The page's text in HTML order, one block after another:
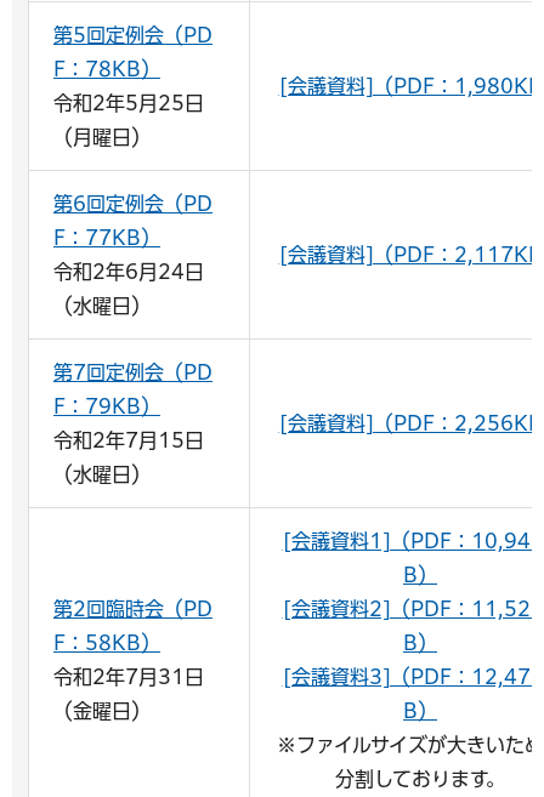
第5回定例会（PD
F：78KB）
令和2年5月25日
（月曜日）
[会議資料]（PDF：
第6回定例会（PD
F：77KB）
令和2年6月24日
（水曜日）
[会議資料]（PDF：
第7回定例会（PD
F：79KB）
令和2年7月15日
（水曜日）
[会議資料]（PDF：
第2回臨時会（PD
F：58KB）
令和2年7月31日
（金曜日）
[会議資料1]（PDF：
B）
[会議資料2]（PDF：
B）
[会議資料3]（PDF：
B）
※ファイルサイズが大きいた
分割しております。